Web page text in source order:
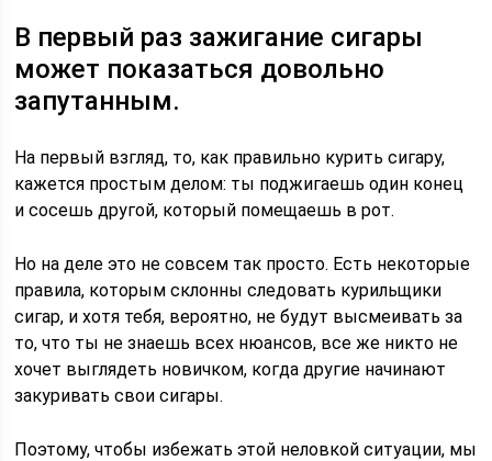
В первый раз зажигание сигары
может показаться довольно
запутанным.
На первый взгляд, то, как правильно курить сигару,
кажется простым делом: ты поджигаешь один конец
и сосешь другой, который помещаешь в рот.
Но на деле это не совсем так просто. Есть некоторые
правила, которым склонны следовать курильщики
сигар, и хотя тебя, вероятно, не будут высмеивать за
то, что ты не знаешь всех нюансов, все же никто не
хочет выглядеть новичком, когда другие начинают
закуривать свои сигары.
Поэтому, чтобы избежать этой неловкой ситуации, мы